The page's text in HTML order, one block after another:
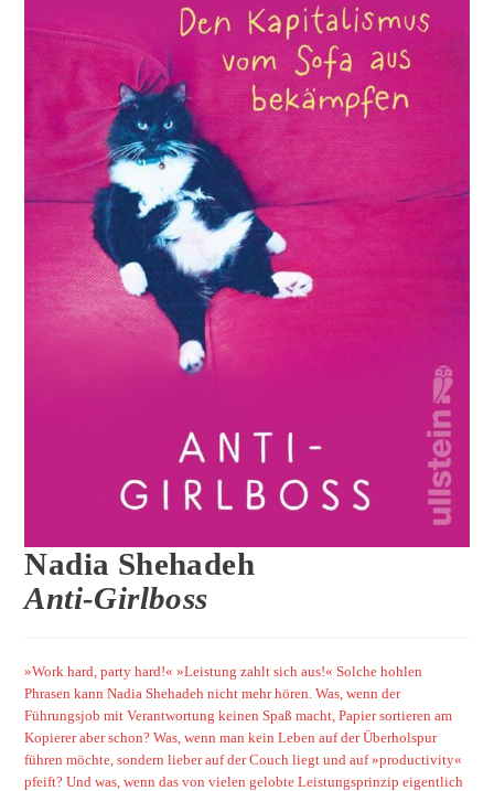
Nadia Shehadeh
Anti-Girlboss
»Work hard, party hard!« »Leistung zahlt sich aus!« Solche hohlen
Phrasen kann Nadia Shehadeh nicht mehr hören. Was, wenn der
Führungsjob mit Verantwortung keinen Spaß macht, Papier sortieren am
Kopierer aber schon? Was, wenn man kein Leben auf der Überholspur
führen möchte, sondern lieber auf der Couch liegt und auf »productivity«
pfeift? Und was, wenn das von vielen gelobte Leistungsprinzip eigentlich